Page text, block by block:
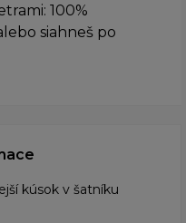
100%
siahneš po
kúsok v šatníku